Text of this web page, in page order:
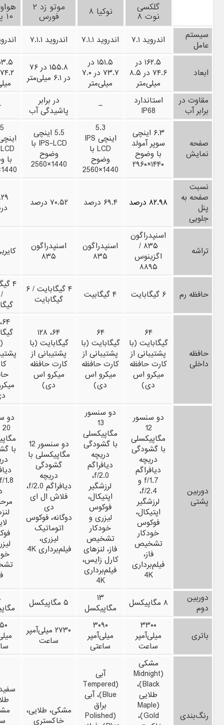
گلکسی
نوت ۸ نوکیا ۸ موتو زد ۲
فورس ۱۰ پلاس
سیستم
عامل
اندروید ۷.۱ اندروید ۷.۱.۱ اندروید ۷.۱.۱
ابعاد
۱۶۲.۵ در
۷۴.۶ در ۸.۵
میلی‌متر
۱۵۱.۵ در
۷۳.۷ در ۷.۰
میلی‌متر
۱۵۵.۸ در ۷۶
در ۶.۱ میلی‌متر
مقاوت در
برابر آب
استاندارد
IP68
–
در برابر
پاشیدگی آب
صفحه
نمایش
۶.۳ اینچی
سوپر آمولد
با وضوح
۱۴۴۰×۲۹۶۰
5.3
اینچی IPS
LCD با
وضوح
1440×2560
5.5 اینچی
IPS-LCD با
وضوح
1440×2560
با
1440×2560
نسبت
صفحه به
پنل
جلویی
۸۲.۹۸ درصد ۶۹.۴ درصد ۷۰.۵۲ درصد
تراشه
اسنپدراگون
۸۳۵ /
اگزینوس
۸۸۹۵
اسنپدراگون
۸۳۵
اسنپدراگون
۸۳۵
حافظه رم ۶ گیگابایت ۴ گیگابیت
۴ گیگابایت / ۶
گیگابایت
۴
حافظه
داخلی
۶۴
گیگابایت (با
پشتیبانی از
کارت حافظه
میکرو اس
دی)
۶۴
گیگابایت (با
پشتیبانی از
کارت حافظه
میکرو اس
دی)
۶۴، ۱۲۸
گیگابایت (با
پشتیبانی از
کارت حافظه
میکرو اس
دی)
دوربین
پشتی
دو سنسور
12
مگاپیکسلی
با گشودگی
دریچه
دیافراگم
f/1.7 و
f/2.4،
لرزشگیر
اپتیکال،
فوکوس
خودکار
تشخیص
فاز،
فیلم‌برداری
4K
دو سنسور
13
مگاپیکسلی
با گشودگی
دریچه
دیافراگم
f/2.0،
لرزشگیر
اپتیکال،
فوکوس
لیزری و
خودکار
تشخیص
فاز، لنزهای
کارل زایس،
فیلم‌برداری
4K
دو سنسور 12
مگاپیکسلی با
گشودگی
دریچه
دیافراگم f/2.0،
فلاش ال ای
دی
دوگانه، فوکوس
اتوماتیک
لیزری،
فیلم‌برداری 4K
دو
با
دوربین
دوم
۸ مگاپیکسل
۱۳
مگاپیکسل
۵ مگاپیکسل
باتری
۳۳۰۰
میلی‌آمپر
ساعت
۳۰۹۰
میلی‌آمپر
ساعتی
۲۷۳۰ میلی‌آمپر
ساعت
رنگ‌بندی
مشکی
(Midnight
Black)،
طلایی
(Maple
Gold)،
آبی
(Tempered
Blue)، آبی
براق
(Polished
مشکی، طلایی،
خاکستری